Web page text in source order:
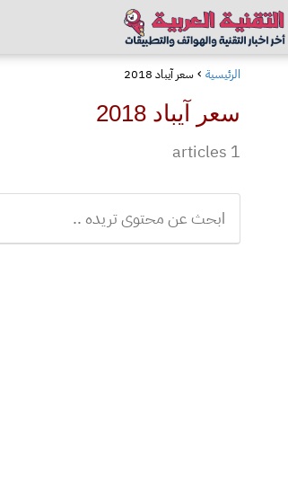
الرئيسية سعر آيباد 2018
سعر آيباد 2018
1 articles